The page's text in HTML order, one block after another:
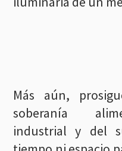
Más aún,
soberanía
industrial y del